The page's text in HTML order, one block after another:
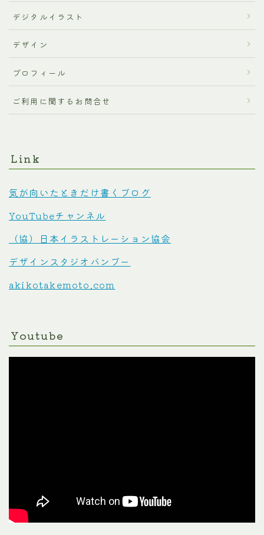
デジタルイラスト
デザイン
プロフィール
ご利用に関するお問合せ
Link
気が向いたときだけ書くブログ
YouTubeチャンネル
（協）日本イラストレーション協会
デザインスタジオバンブー
akikotakemoto.com
Youtube